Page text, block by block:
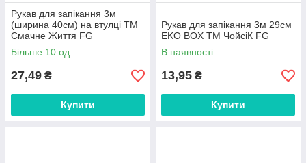
Рукав для запікання 3м
(ширина 40см) на втулці ТМ
Смачне Життя FG
Більше 10 од.
27,49 ₴
Купити
Рукав для запікання 3м 29см
EKO BOX ТМ ЧойсіК FG
В наявності
13,95 ₴
Купити